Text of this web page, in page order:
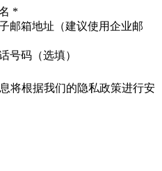
*
邮箱地址（建议使用企业邮
号码（选填）
将根据我们的隐私政策进行安